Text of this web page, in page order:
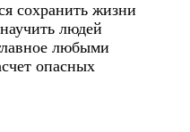
сохранить жизни
людей
любыми
опасных